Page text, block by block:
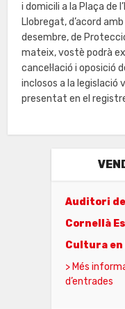
i domicili a la Plaça de
Llobregat, d’acord
desembre, de
mateix, vostè podrà
cancel·lació i oposició
inclosos a la
presentat en el
Auditori
Cornellà
Cultura en
> Més
d’entrades